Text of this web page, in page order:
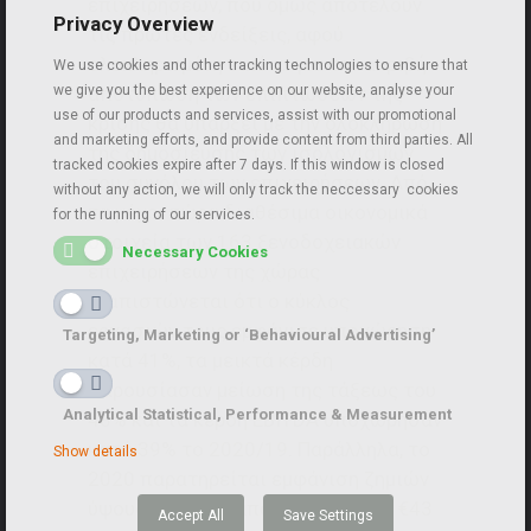
τις πρώτες ενδείξεις, αφού
ολοκληρωμένη εικόνα για την ακριβή
αποτύπωση των επιπτώσεων της
κρίσης θα υπάρξει με την ολοκλήρωση
της δημοσίευσης των ισολογισμών
του συνόλου των επιχειρήσεων. Από
τα μέχρι τώρα διαθέσιμα οικονομικά
στοιχεία των 163 ξενοδοχειακών
επιχειρήσεων της χώρας
διαπιστώνεται ότι ο κύκλος
εργασιών τους εμφάνισε υποχώρηση
παρουσίασαν μείωση της τάξεως του
48% και τα κέρδη EBITDA υποχώρησαν
κατά 39% το 2020/19. Παράλληλα, το
ύψους €9 εκατ., από κέρδη ύψους €43
Privacy Overview
We use cookies and other tracking technologies to ensure that
we give you the best experience on our website, analyse your
use of our products and services, assist with our promotional
and marketing efforts, and provide content from third parties. All
tracked cookies expire after 7 days. If this window is closed
without any action, we will only track the neccessary cookies
for the running of our services.
Necessary Cookies
Targeting, Marketing or ‘Behavioural Advertising’
Analytical Statistical, Performance & Measurement
Show details
Accept All Save Settings